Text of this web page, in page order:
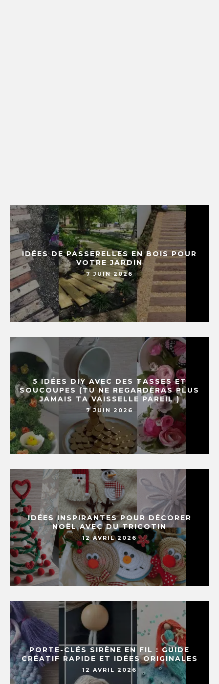
IDÉES DE PASSERELLES EN BOIS POUR
VOTRE JARDIN
7 JUIN 2026
5 IDÉES DIY AVEC DES TASSES ET
SOUCOUPES (TU NE REGARDERAS PLUS
JAMAIS TA VAISSELLE PAREIL )
7 JUIN 2026
IDÉES INSPIRANTES POUR DÉCORER
NOËL AVEC DU TRICOTIN
12 AVRIL 2026
PORTE-CLÉS SIRÈNE EN FIL : GUIDE
CRÉATIF RAPIDE ET IDÉES ORIGINALES
12 AVRIL 2026